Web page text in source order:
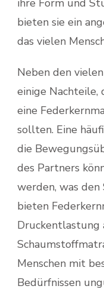
bieten sie ein
das vielen
Neben den
einige Nachteile,
eine
sollten. Eine
die
des Partners
werden, was den
bieten
Druckentlastung
Menschen mit
Bedürfnissen